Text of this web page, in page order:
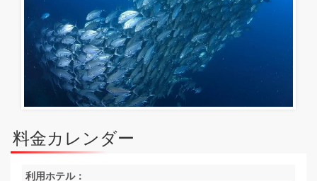
料金カレンダー
利用ホテル：